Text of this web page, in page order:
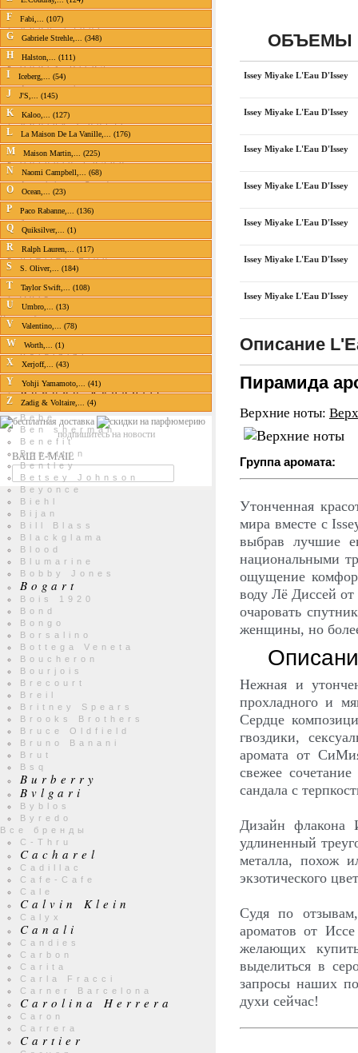
Andrea Maack
Andy Roddick
Andy Tauer
Andy Warhol
Angel Schlesser
Angry Birds
Anna Sui
Annayake
Anne Fontaine
Anne Klein
Annick Goutal
Antonia`s Flowers
Antonio Banderas
Antonio Fusco
Aquolina
Arabian Oud
Aramis
Armand Basi
Arrogance
Asgharali
Atelier Cologne
Atelier Flou
Atkinsons
Aubusson
Axis
Azagury
Все бренды
Baby Phat
Badgley Mischka
Baldinini
Balenciaga
Balmain
Banana Republic
Barbie
Bebe
Ben sherman
Benefit
Benetton
Bentley
Betsey Johnson
Beyonce
Biehl
Bijan
Bill Blass
Blackglama
Blood
Blumarine
Bobby Jones
Bogart
Bois 1920
Bond
Bongo
Borsalino
Bottega Veneta
Boucheron
Bourjois
Brecourt
Breil
Britney Spears
Brooks Brothers
Bruce Oldfield
Bruno Banani
Brut
Bsq
Burberry
Bvlgari
Byblos
Byredo
Все бренды
C-Thru
Cacharel
Cadillac
Cafe-Cafe
Cale
Calvin Klein
Calyx
Canali
Candies
Carbon
Carita
Carla Fracci
Carner Barcelona
Carolina Herrera
Caron
Carrera
Cartier
F Fabi,... (107)
G Gabriele Strehle,... (348)
H Halston,... (111)
I Iceberg,... (54)
J J'S,... (145)
K Kaloo,... (127)
L La Maison De La Vanille,... (176)
M Maison Martin,... (225)
N Naomi Campbell,... (68)
O Ocean,... (23)
P Paco Rabanne,... (136)
Q Quiksilver,... (1)
R Ralph Lauren,... (117)
S S. Oliver,... (184)
T Taylor Swift,... (108)
U Umbro,... (13)
V Valentino,... (78)
W Worth,... (1)
X Xerjoff,... (43)
Y Yohji Yamamoto,... (41)
Z Zadig & Voltaire,... (4)
подпишитесь на новости
ВАШ E-MAIL
ОБЪЕМЫ
Issey Miyake L'Eau D'Issey
Issey Miyake L'Eau D'Issey
Issey Miyake L'Eau D'Issey
Issey Miyake L'Eau D'Issey
Issey Miyake L'Eau D'Issey
Issey Miyake L'Eau D'Issey
Issey Miyake L'Eau D'Issey
Описание
Пирамида
Верхние ноты:
Группа аромата:
Утонченная
мира вместе с
выбрав лучшие
национальными
ощущение
воду Лё Диссей
очаровать
женщины, но
Нежная и
прохладного и
Сердце
гвоздики,
аромата от
свежее
сандала с
Дизайн флакона
удлиненный
металла, похож
экзотического
Судя по
ароматов от
желающих
выделиться в
запросы наших
духи сейчас!